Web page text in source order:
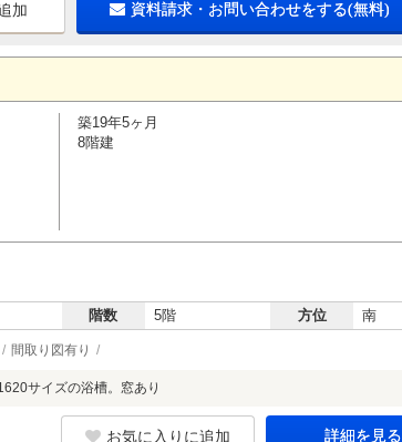
加 資料請求・お問い合わせをする(無料)
築19年5ヶ月
8階建
階数 5階 方位 南
間取り図有り
サイズの浴槽。窓あり
お気に入りに追加 詳細を見る